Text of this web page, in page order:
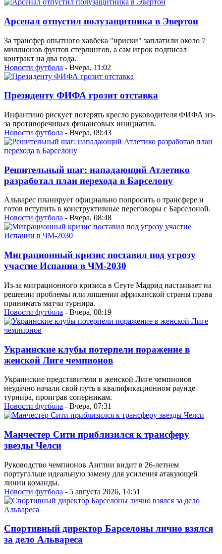
Арсенал отпустил полузащитника в Эвертон
За трансфер опытного хавбека "ириски" заплатили около 7
миллионов фунтов стерлингов, а сам игрок подписал
контракт на два года.
Новости футбола - Вчера, 11:02
Президенту ФИФА грозит отставка
Инфантино рискует потерять кресло руководителя ФИФА из-
за противоречивых финансовых инициатив.
Новости футбола - Вчера, 09:43
Решительный шаг: нападающий Атлетико
разработал план перехода в Барселону
Альварес планирует официально попросить о трансфере и
готов вступить в конструктивные переговоры с Барселоной.
Новости футбола - Вчера, 08:48
Миграционный кризис поставил под угрозу
участие Испании в ЧМ-2030
Из-за миграционного кризиса в Сеуте Мадрид настаивает на
решении проблемы или лишении африканской страны права
принимать матчи турнира.
Новости футбола - Вчера, 08:19
Украинские клубы потерпели поражение в
женской Лиге чемпионов
Украинские представители в женской Лиге чемпионов
неудачно начали свой путь в квалификационном раунде
турнира, проиграв соперникам.
Новости футбола - Вчера, 07:31
Манчестер Сити приблизился к трансферу
звезды Челси
Руководство чемпионов Англии видит в 26-летнем
португальце идеальную замену для усиления атакующей
линии команды.
Новости футбола - 5 августа 2026, 14:51
Спортивный директор Барселоны лично взялся
за дело Альвареса